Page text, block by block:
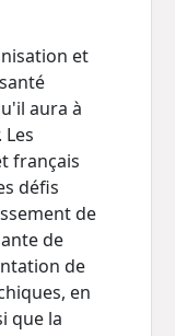
et
aura à
français
défis
de
de
de
en
que la